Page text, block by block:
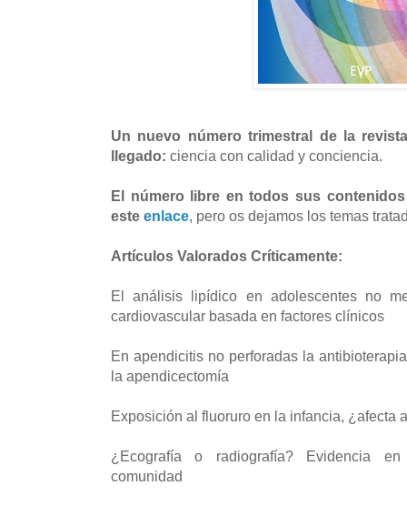
Un nuevo número trimestral de la
llegado: ciencia con calidad y conciencia.
El número libre en todos sus
este enlace, pero os dejamos los temas
Artículos Valorados Críticamente:
El análisis lipídico en adolescentes no
cardiovascular basada en factores clínicos
En apendicitis no perforadas la
la apendicectomía
Exposición al fluoruro en la infancia, ¿afecta
¿Ecografía o radiografía? Evidencia
comunidad